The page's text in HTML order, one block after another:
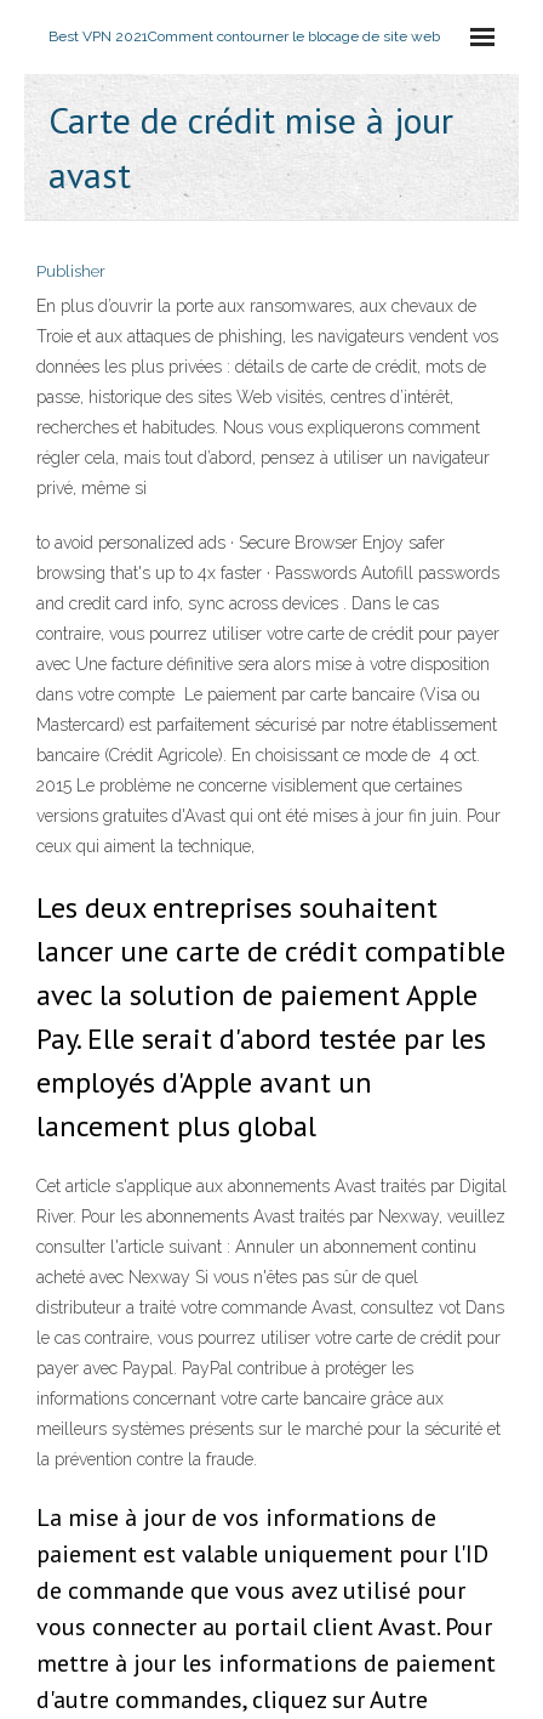
Best VPN 2021Comment contourner le blocage de site web
Carte de crédit mise à jour
avast
Publisher
En plus d’ouvrir la porte aux ransomwares, aux chevaux de
Troie et aux attaques de phishing, les navigateurs vendent vos
données les plus privées : détails de carte de crédit, mots de
passe, historique des sites Web visités, centres d’intérêt,
recherches et habitudes. Nous vous expliquerons comment
régler cela, mais tout d’abord, pensez à utiliser un navigateur
privé, même si
to avoid personalized ads · Secure Browser Enjoy safer
browsing that's up to 4x faster · Passwords Autofill passwords
and credit card info, sync across devices . Dans le cas
contraire, vous pourrez utiliser votre carte de crédit pour payer
avec Une facture définitive sera alors mise à votre disposition
dans votre compte Le paiement par carte bancaire (Visa ou
Mastercard) est parfaitement sécurisé par notre établissement
bancaire (Crédit Agricole). En choisissant ce mode de 4 oct.
2015 Le problème ne concerne visiblement que certaines
versions gratuites d'Avast qui ont été mises à jour fin juin. Pour
ceux qui aiment la technique,
Les deux entreprises souhaitent
lancer une carte de crédit compatible
avec la solution de paiement Apple
Pay. Elle serait d'abord testée par les
employés d'Apple avant un
lancement plus global
Cet article s'applique aux abonnements Avast traités par Digital
River. Pour les abonnements Avast traités par Nexway, veuillez
consulter l'article suivant : Annuler un abonnement continu
acheté avec Nexway Si vous n'êtes pas sûr de quel
distributeur a traité votre commande Avast, consultez vot Dans
le cas contraire, vous pourrez utiliser votre carte de crédit pour
payer avec Paypal. PayPal contribue à protéger les
informations concernant votre carte bancaire grâce aux
meilleurs systèmes présents sur le marché pour la sécurité et
la prévention contre la fraude.
La mise à jour de vos informations de
paiement est valable uniquement pour l'ID
de commande que vous avez utilisé pour
vous connecter au portail client Avast. Pour
mettre à jour les informations de paiement
d'autre commandes, cliquez sur Autre